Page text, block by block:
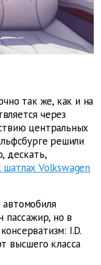
так же, как и на
через
центральных
решили
дескать,
шатлах Volkswagen
пассажир, но в
I.D.
высшего класса